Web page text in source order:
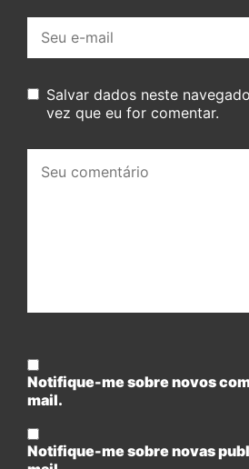
mail:
Salvar dados neste
vez que eu for comentar.
comentário:
Notifique-me sobre novos
mail.
Notifique-me sobre novas